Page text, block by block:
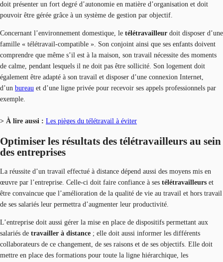
doit présenter un fort degré d’autonomie en matière d’organisation et doit
pouvoir être gérée grâce à un système de gestion par objectif.
Concernant l’environnement domestique, le télétravailleur doit disposer d’une
famille « télétravail-compatible ». Son conjoint ainsi que ses enfants doivent
comprendre que même s’il est à la maison, son travail nécessite des moments
de calme, pendant lesquels il ne doit pas être sollicité. Son logement doit
également être adapté à son travail et disposer d’une connexion Internet,
d’un bureau et d’une ligne privée pour recevoir ses appels professionnels par
exemple.
> À lire aussi : Les pièges du télétravail à éviter
Optimiser les résultats des télétravailleurs au sein
des entreprises
La réussite d’un travail effectué à distance dépend aussi des moyens mis en
œuvre par l’entreprise. Celle-ci doit faire confiance à ses télétravailleurs et
être convaincue que l’amélioration de la qualité de vie au travail et hors travail
de ses salariés leur permettra d’augmenter leur productivité.
L’entreprise doit aussi gérer la mise en place de dispositifs permettant aux
salariés de travailler à distance ; elle doit aussi informer les différents
collaborateurs de ce changement, de ses raisons et de ses objectifs. Elle doit
mettre en place des formations pour toute la ligne hiérarchique, les